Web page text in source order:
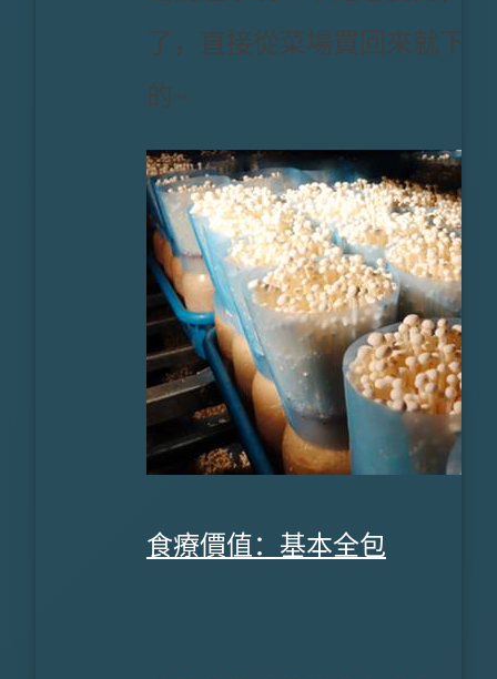
了，直接從菜場買回來就下
的~
食療價值：基本全包